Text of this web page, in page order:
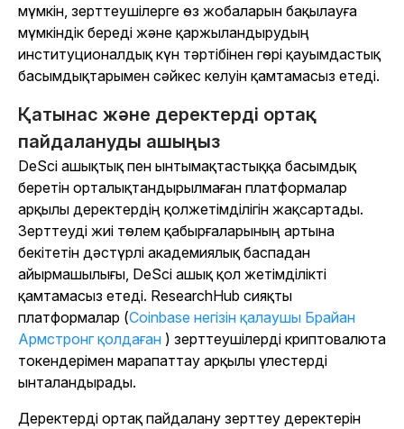
мүмкін, зерттеушілерге өз жобаларын бақылауға
мүмкіндік береді және қаржыландырудың
институционалдық күн тәртібінен гөрі қауымдастық
басымдықтарымен сәйкес келуін қамтамасыз етеді.
Қатынас және деректерді ортақ
пайдалануды ашыңыз
DeSci ашықтық пен ынтымақтастыққа басымдық
беретін орталықтандырылмаған платформалар
арқылы деректердің қолжетімділігін жақсартады.
Зерттеуді жиі төлем қабырғаларының артына
бекітетін дәстүрлі академиялық баспадан
айырмашылығы, DeSci ашық қол жетімділікті
қамтамасыз етеді. ResearchHub сияқты
платформалар (Coinbase негізін қалаушы Брайан
Армстронг қолдаған ) зерттеушілерді криптовалюта
токендерімен марапаттау арқылы үлестерді
ынталандырады.
Деректерді ортақ пайдалану зерттеу деректерін